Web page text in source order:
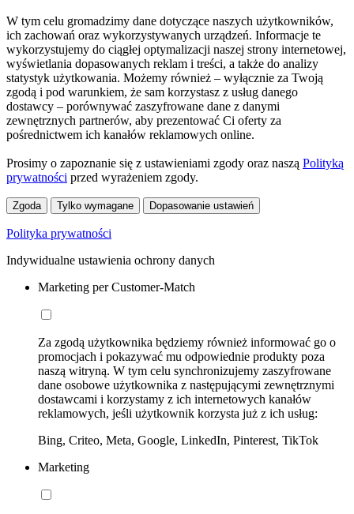
W tym celu gromadzimy dane dotyczące naszych użytkowników,
ich zachowań oraz wykorzystywanych urządzeń. Informacje te
wykorzystujemy do ciągłej optymalizacji naszej strony internetowej,
wyświetlania dopasowanych reklam i treści, a także do analizy
statystyk użytkowania. Możemy również – wyłącznie za Twoją
zgodą i pod warunkiem, że sam korzystasz z usług danego
dostawcy – porównywać zaszyfrowane dane z danymi
zewnętrznych partnerów, aby prezentować Ci oferty za
pośrednictwem ich kanałów reklamowych online.
Prosimy o zapoznanie się z ustawieniami zgody oraz naszą Polityką
prywatności przed wyrażeniem zgody.
Zgoda Tylko wymagane Dopasowanie ustawień
Polityka prywatności
Indywidualne ustawienia ochrony danych
Marketing per Customer-Match
Za zgodą użytkownika będziemy również informować go o
promocjach i pokazywać mu odpowiednie produkty poza
naszą witryną. W tym celu synchronizujemy zaszyfrowane
dane osobowe użytkownika z następującymi zewnętrznymi
dostawcami i korzystamy z ich internetowych kanałów
reklamowych, jeśli użytkownik korzysta już z ich usług:
Bing, Criteo, Meta, Google, LinkedIn, Pinterest, TikTok
Marketing